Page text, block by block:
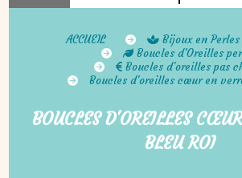
ACCUEIL
Bijoux en Perles
Boucles d'Oreilles
Boucles d'oreilles pas
Boucles d'oreilles cœur en
BOUCLES D'OREILLES
BLEU ROI